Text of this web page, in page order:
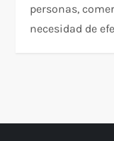
personas,
necesidad de